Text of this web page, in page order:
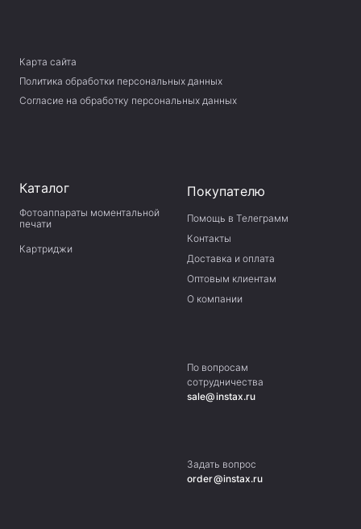
Карта сайта
Политика обработки персональных данных
Согласие на обработку персональных данных
Каталог
Фотоаппараты моментальной
печати
Картриджи
Покупателю
Помощь в Телеграмм
Контакты
Доставка и оплата
Оптовым клиентам
О компании
По вопросам
сотрудничества
sale@instax.ru
Задать вопрос
order@instax.ru